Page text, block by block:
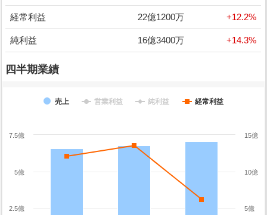
経常利益 22億1200万 +12.2%
純利益 16億3400万 +14.3%
四半期業績
売上 営業利益 純利益 経常利益
5億
10億
15億
2.5億
5億
7.5億